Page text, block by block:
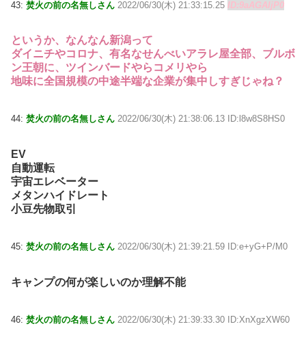
43: 焚火の前の名無しさん 2022/06/30(木) 21:33:15.25 ID:9aAGAljP0
というか、なんなん新潟って
ダイニチやコロナ、有名なせんべいアラレ屋全部、ブルボ
ン王朝に、ツインバードやらコメリやら
地味に全国規模の中途半端な企業が集中しすぎじゃね？
44: 焚火の前の名無しさん 2022/06/30(木) 21:38:06.13 ID:l8w8S8HS0
EV
自動運転
宇宙エレベーター
メタンハイドレート
小豆先物取引
45: 焚火の前の名無しさん 2022/06/30(木) 21:39:21.59 ID:e+yG+P/M0
キャンプの何が楽しいのか理解不能
46: 焚火の前の名無しさん 2022/06/30(木) 21:39:33.30 ID:XnXgzXW60